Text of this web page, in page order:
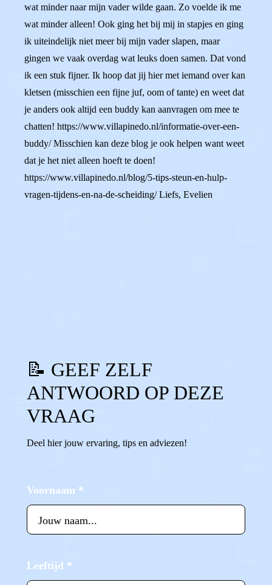
wat minder naar mijn vader wilde gaan. Zo voelde ik me
wat minder alleen! Ook ging het bij mij in stapjes en ging
ik uiteindelijk niet meer bij mijn vader slapen, maar
gingen we vaak overdag wat leuks doen samen. Dat vond
ik een stuk fijner. Ik hoop dat jij hier met iemand over kan
kletsen (misschien een fijne juf, oom of tante) en weet dat
je anders ook altijd een buddy kan aanvragen om mee te
chatten! https://www.villapinedo.nl/informatie-over-een-
buddy/ Misschien kan deze blog je ook helpen want weet
dat je het niet alleen hoeft te doen!
https://www.villapinedo.nl/blog/5-tips-steun-en-hulp-
vragen-tijdens-en-na-de-scheiding/ Liefs, Evelien
📝 GEEF ZELF
ANTWOORD OP DEZE
VRAAG
Deel hier jouw ervaring, tips en adviezen!
Voornaam *
Leeftijd *